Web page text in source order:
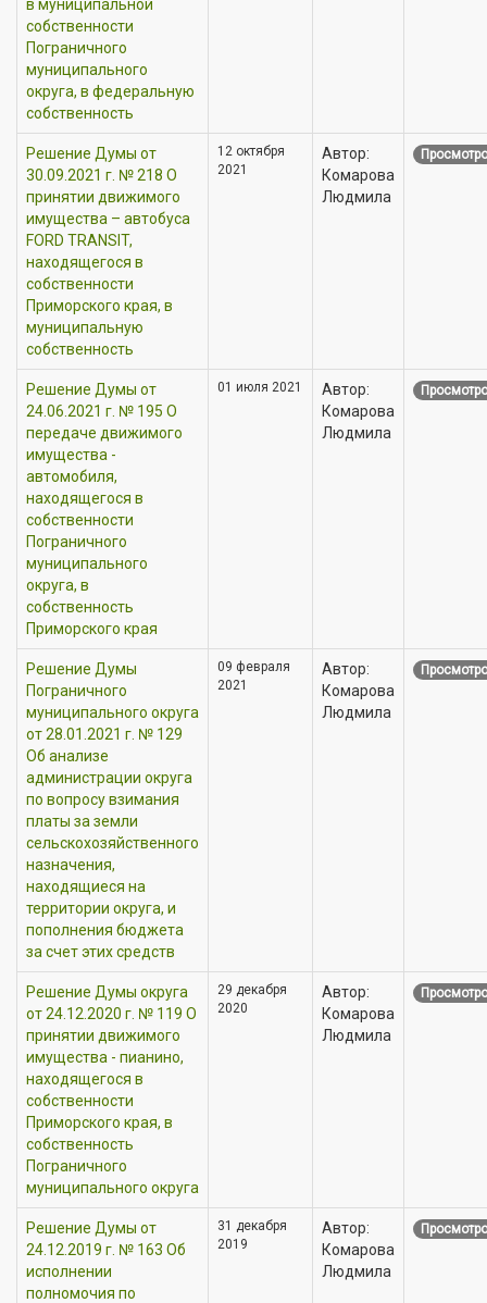
в муниципальной
собственности
Пограничного
муниципального
округа, в федеральную
собственность
Решение Думы от
30.09.2021 г. № 218 О
принятии движимого
имущества – автобуса
FORD TRANSIT,
находящегося в
собственности
Приморского края, в
муниципальную
собственность
12 октября
2021
Автор:
Комарова
Людмила
Решение Думы от
24.06.2021 г. № 195 О
передаче движимого
имущества -
автомобиля,
находящегося в
собственности
Пограничного
муниципального
округа, в
собственность
Приморского края
01 июля 2021
Автор:
Комарова
Людмила
Решение Думы
Пограничного
муниципального округа
от 28.01.2021 г. № 129
Об анализе
администрации округа
по вопросу взимания
платы за земли
сельскохозяйственного
назначения,
находящиеся на
территории округа, и
пополнения бюджета
за счет этих средств
09 февраля
2021
Автор:
Комарова
Людмила
Решение Думы округа
от 24.12.2020 г. № 119 О
принятии движимого
имущества - пианино,
находящегося в
собственности
Приморского края, в
собственность
Пограничного
муниципального округа
29 декабря
2020
Автор:
Комарова
Людмила
Решение Думы от
24.12.2019 г. № 163 Об
исполнении
полномочия по
31 декабря
2019
Автор:
Комарова
Людмила